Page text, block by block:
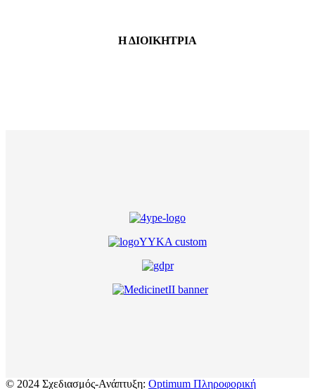
Η ΔΙΟΙΚΗΤΡΙΑ
© 2024 Σχεδιασμός-Ανάπτυξη: Optimum Πληροφορική